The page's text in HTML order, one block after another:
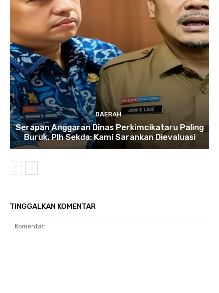
DAERAH
Serapan Anggaran Dinas Perkimcikataru Paling
Buruk, Plh Sekda: Kami Sarankan Dievaluasi
TINGGALKAN KOMENTAR